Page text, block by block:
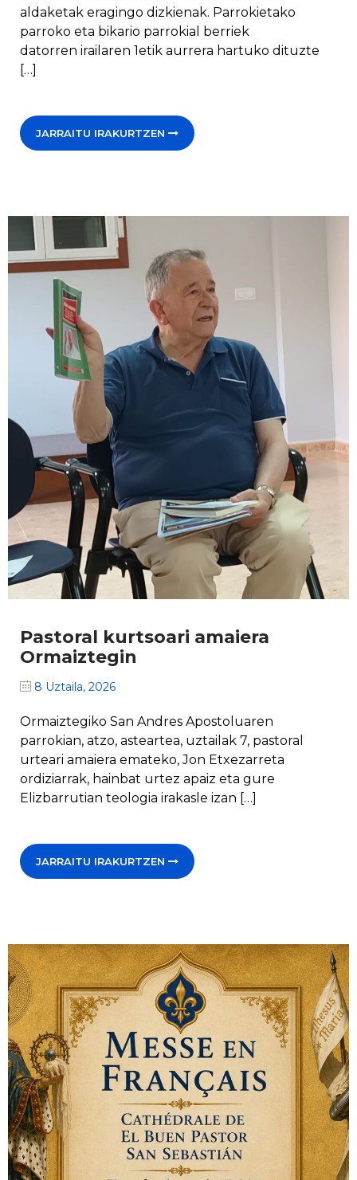
aldaketak eragingo dizkienak. Parrokietako
parroko eta bikario parrokial berriek
datorren irailaren 1etik aurrera hartuko dituzte
[…]
JARRAITU IRAKURTZEN
Pastoral kurtsoari amaiera
Ormaiztegin
8 Uztaila, 2026
Ormaiztegiko San Andres Apostoluaren
parrokian, atzo, asteartea, uztailak 7, pastoral
urteari amaiera emateko, Jon Etxezarreta
ordiziarrak, hainbat urtez apaiz eta gure
Elizbarrutian teologia irakasle izan […]
JARRAITU IRAKURTZEN